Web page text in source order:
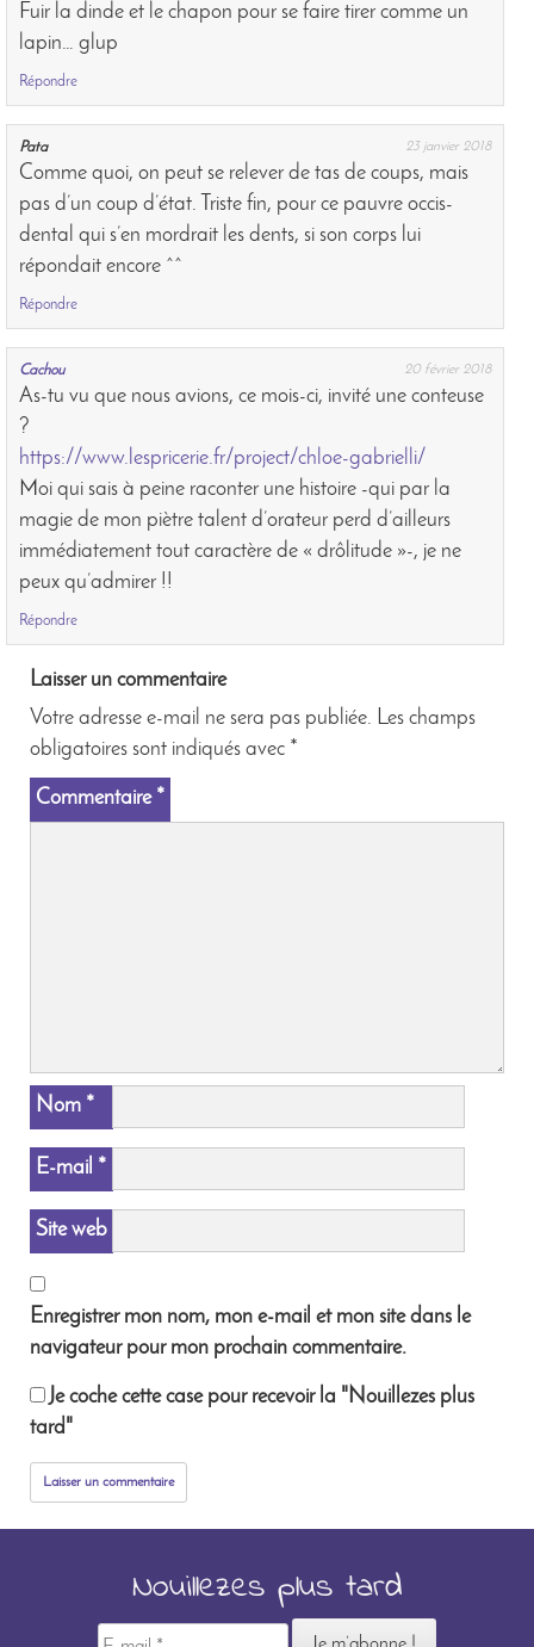
Fuir la dinde et le chapon pour se faire tirer comme un
lapin… glup
Répondre
Pata 23 janvier 2018
Comme quoi, on peut se relever de tas de coups, mais
pas d’un coup d’état. Triste fin, pour ce pauvre occis-
dental qui s’en mordrait les dents, si son corps lui
répondait encore ^^
Répondre
Cachou 20 février 2018
As-tu vu que nous avions, ce mois-ci, invité une conteuse
?
https://www.lespricerie.fr/project/chloe-gabrielli/
Moi qui sais à peine raconter une histoire -qui par la
magie de mon piètre talent d’orateur perd d’ailleurs
immédiatement tout caractère de « drôlitude »-, je ne
peux qu’admirer !!
Répondre
Laisser un commentaire
Votre adresse e-mail ne sera pas publiée. Les champs
obligatoires sont indiqués avec *
Commentaire *
Nom *
E-mail *
Site web
Enregistrer mon nom, mon e-mail et mon site dans le
navigateur pour mon prochain commentaire.
Je coche cette case pour recevoir la "Nouillezes plus
tard"
Nouillezes plus tard
E-